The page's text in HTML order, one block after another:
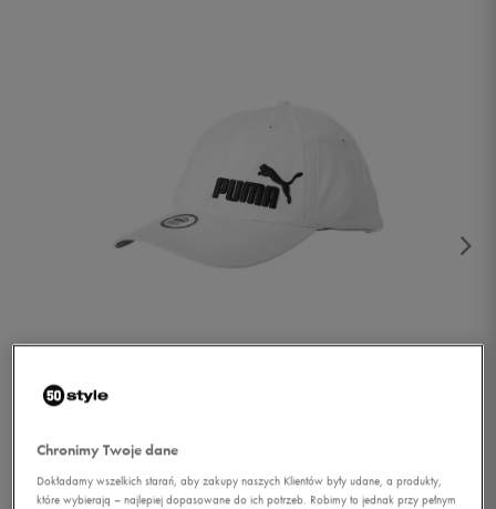
Chronimy Twoje dane
Dokładamy wszelkich starań, aby zakupy naszych Klientów były udane, a produkty,
które wybierają – najlepiej dopasowane do ich potrzeb. Robimy to jednak przy pełnym